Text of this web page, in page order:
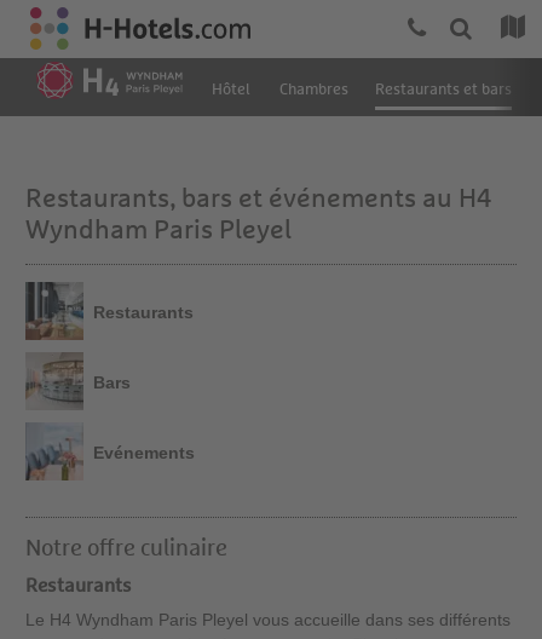
Hôtel Chambres Restaurants et bars
Restaurants, bars et événements au H4
Wyndham Paris Pleyel
Restaurants
Bars
Evénements
Notre offre culinaire
Restaurants
Le H4 Wyndham Paris Pleyel vous accueille dans ses différents